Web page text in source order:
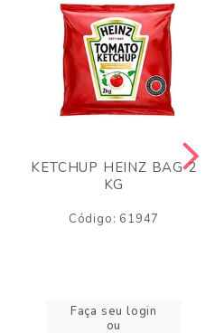
KETCHUP HEINZ BAG 2
KG
Código: 61947
Faça seu login
ou